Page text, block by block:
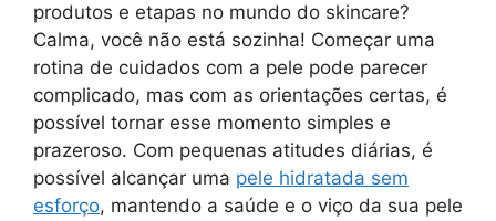
produtos e etapas no mundo do skincare?
Calma, você não está sozinha! Começar uma
rotina de cuidados com a pele pode parecer
complicado, mas com as orientações certas, é
possível tornar esse momento simples e
prazeroso. Com pequenas atitudes diárias, é
possível alcançar uma pele hidratada sem
esforço, mantendo a saúde e o viço da sua pele